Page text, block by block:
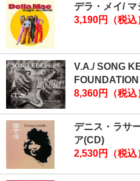
デラ・メイ/
3,190円（税込
V.A./ SONG
8,360円（税込
デニス・ラサ
ア(CD)
2,530円（税込